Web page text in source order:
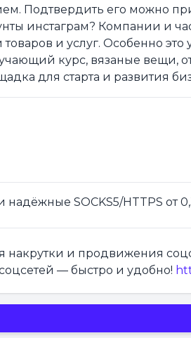
Подтвердить его можно
инстаграм? Компании и
и услуг. Особенно
курс, вязаные вещи,
для старта и развития
надёжные SOCKS5/HTTPS от
накрутки и продвижения
— быстро и удобно!